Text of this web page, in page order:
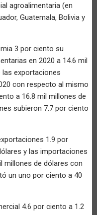
agroalimentaria (en
Guatemala, Bolivia y
3 por ciento su
en 2020 a 14.6 mil
las exportaciones
con respecto al mismo
a 16.8 mil millones de
subieron 7.7 por ciento
1.9 por
y las importaciones
millones de dólares con
un uno por ciento a 40
4.6 por ciento a 1.2